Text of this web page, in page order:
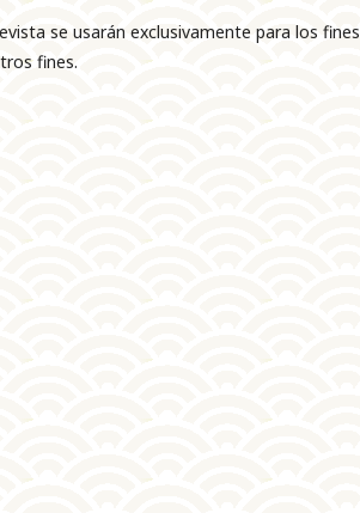
se usarán exclusivamente para los fines
fines.